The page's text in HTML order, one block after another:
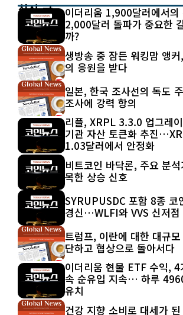
최신 글
이더리움 1,900달러에서의
2,000달러 돌파가 중요한
까?
생방송 중 잠든 워킹맘 앵
의 응원을 받다
일본, 한국 조사선의 독도
조사에 강력 항의
리플, XRPL 3.3.0 업그레
기관 자산 토큰화 추진
1.03달러에서 안정화
비트코인 바닥론, 주요 분
목한 상승 신호
SYRUPUSDC 포함 8종 코
경신…WLFI와 VVS 신저점
트럼프, 이란에 대한 대규
단하고 협상으로 돌아서다
이더리움 현물 ETF 수익, 4
속 순유입 지속… 하루
유치
건강 지향 소비로 대세가